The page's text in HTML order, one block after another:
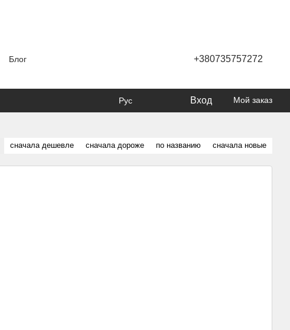
Блог
+380735757272
Рус Вход Мой заказ
сначала дешевле сначала дороже по названию сначала новые